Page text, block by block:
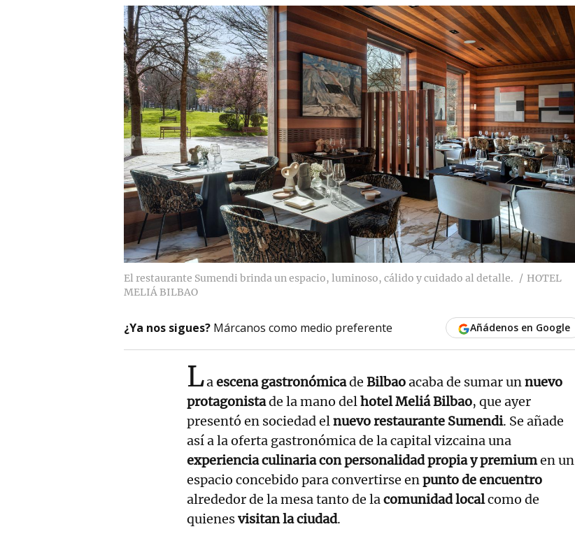
El restaurante Sumendi brinda un espacio, luminoso, cálido y cuidado al detalle.
HOTEL
MELIÁ BILBAO
¿Ya nos sigues? Márcanos como medio preferente Añádenos en Google
Laescena gastronómicade Bilbaoacaba de sumar unnuevo
protagonistade la mano delhotel Meliá Bilbao, que ayer
presentó en sociedad elnuevo restaurante Sumendi. Se añade
así a la oferta gastronómica de la capital vizcaina una
experiencia culinaria con personalidad propia y premiumen un
espacio concebido para convertirse enpunto de encuentro
alrededor de la mesa tanto de lacomunidad localcomo de
quienesvisitan la ciudad.